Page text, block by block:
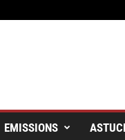
EMISSIONS